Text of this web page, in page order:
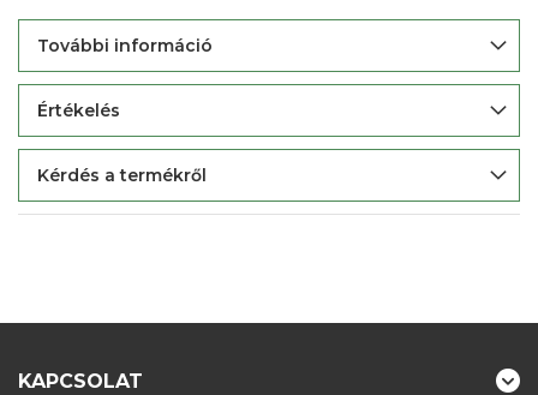
További információ
Értékelés
Kérdés a termékről
KAPCSOLAT